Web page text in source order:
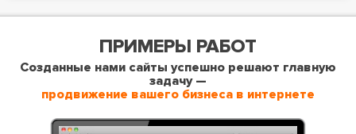
ПРИМЕРЫ РАБОТ
Созданные нами сайты успешно решают главную
задачу —
продвижение вашего бизнеса в интернете